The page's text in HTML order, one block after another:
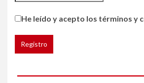
HOGAR Y SALUD
Generación Z
de cáncer al
He leído y acepto los términos y